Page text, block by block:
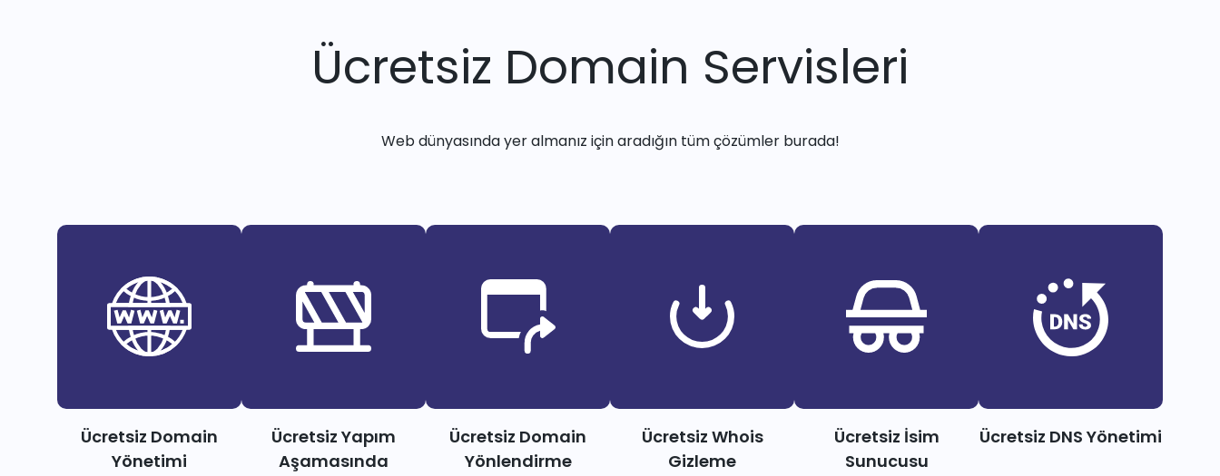
Ücretsiz Domain Servisleri
Web dünyasında yer almanız için aradığın tüm çözümler burada!
Ücretsiz Domain
Yönetimi
Ücretsiz Yapım
Aşamasında
Ücretsiz Domain
Yönlendirme
Ücretsiz Whois
Gizleme
Ücretsiz İsim
Sunucusu
Ücretsiz DNS Yönetimi